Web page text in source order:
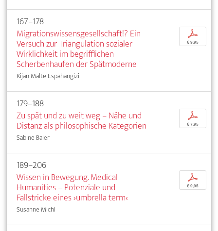
167–178
Migrationswissensgesellschaft!? Ein
Versuch zur Triangulation sozialer
Wirklichkeit im begrifflichen
Scherbenhaufen der Spätmoderne
Kijan Malte Espahangizi
p
€ 9,95
179–188
Zu spät und zu weit weg – Nähe und
Distanz als philosophische Kategorien
Sabine Baier
p
€ 7,95
189–206
Wissen in Bewegung. Medical
Humanities – Potenziale und
Fallstricke eines ›umbrella term‹
Susanne Michl
p
€ 9,95